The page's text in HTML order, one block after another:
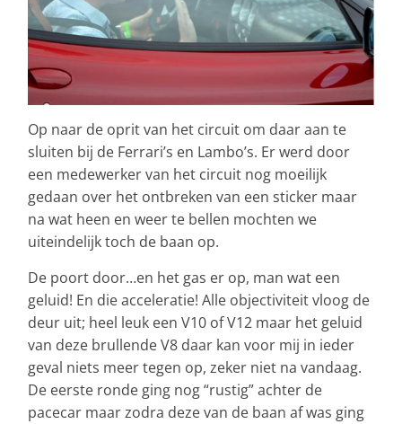
Op naar de oprit van het circuit om daar aan te
sluiten bij de Ferrari’s en Lambo’s. Er werd door
een medewerker van het circuit nog moeilijk
gedaan over het ontbreken van een sticker maar
na wat heen en weer te bellen mochten we
uiteindelijk toch de baan op.
De poort door…en het gas er op, man wat een
geluid! En die acceleratie! Alle objectiviteit vloog de
deur uit; heel leuk een V10 of V12 maar het geluid
van deze brullende V8 daar kan voor mij in ieder
geval niets meer tegen op, zeker niet na vandaag.
De eerste ronde ging nog “rustig” achter de
pacecar maar zodra deze van de baan af was ging